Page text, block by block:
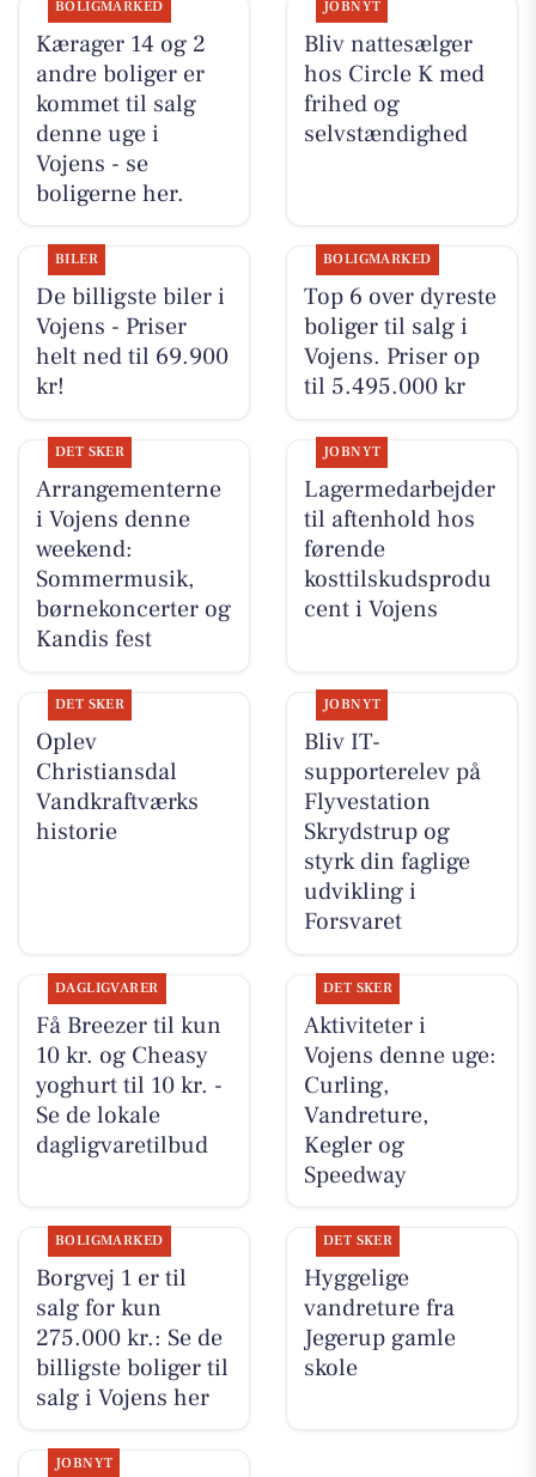
BOLIGMARKED
Kærager 14 og 2
andre boliger er
kommet til salg
denne uge i
Vojens - se
boligerne her.
JOBNYT
Bliv nattesælger
hos Circle K med
frihed og
selvstændighed
BILER
De billigste biler i
Vojens - Priser
helt ned til 69.900
kr!
BOLIGMARKED
Top 6 over dyreste
boliger til salg i
Vojens. Priser op
til 5.495.000 kr
DET SKER
Arrangementerne
i Vojens denne
weekend:
Sommermusik,
børnekoncerter og
Kandis fest
JOBNYT
Lagermedarbejder
til aftenhold hos
førende
kosttilskudsprodu
cent i Vojens
DET SKER
Oplev
Christiansdal
Vandkraftværks
historie
JOBNYT
Bliv IT-
supporterelev på
Flyvestation
Skrydstrup og
styrk din faglige
udvikling i
Forsvaret
DAGLIGVARER
Få Breezer til kun
10 kr. og Cheasy
yoghurt til 10 kr. -
Se de lokale
dagligvaretilbud
DET SKER
Aktiviteter i
Vojens denne uge:
Curling,
Vandreture,
Kegler og
Speedway
BOLIGMARKED
Borgvej 1 er til
salg for kun
275.000 kr.: Se de
billigste boliger til
salg i Vojens her
DET SKER
Hyggelige
vandreture fra
Jegerup gamle
skole
JOBNYT